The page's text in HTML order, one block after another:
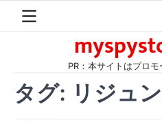
PR：本サイトはプロ
タグ: リジュ